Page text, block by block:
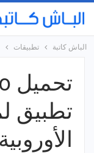
الباش كاتبة تطبيقات
تطبيق